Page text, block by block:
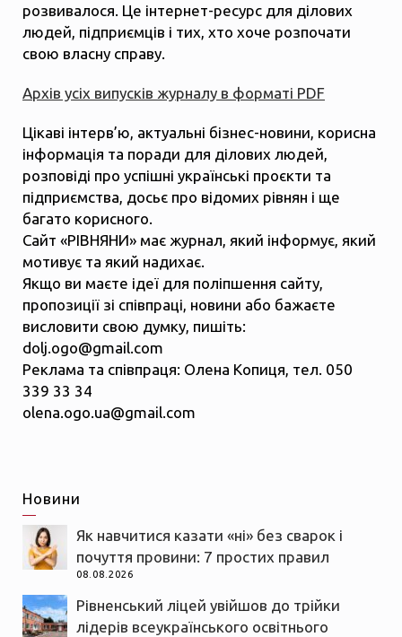
розвивалося. Це інтернет-ресурс для ділових
людей, підприємців і тих, хто хоче розпочати
свою власну справу.
Архів усіх випусків журналу в форматі PDF
Цікаві інтерв’ю, актуальні бізнес-новини, корисна
інформація та поради для ділових людей,
розповіді про успішні українські проєкти та
підприємства, досьє про відомих рівнян і ще
багато корисного.
Сайт «РІВНЯНИ» має журнал, який інформує, який
мотивує та який надихає.
Якщо ви маєте ідеї для поліпшення сайту,
пропозиції зі співпраці, новини або бажаєте
висловити свою думку, пишіть:
dolj.ogo@gmail.com
Реклама та співпраця: Олена Копиця, тел. 050
339 33 34
olena.ogo.ua@gmail.com
Новини
Як навчитися казати «ні» без сварок і
почуття провини: 7 простих правил
08.08.2026
Рівненський ліцей увійшов до трійки
лідерів всеукраїнського освітнього